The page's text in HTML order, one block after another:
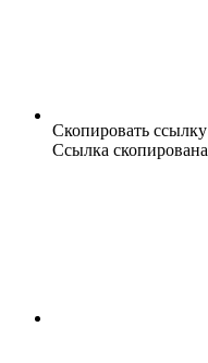
Скопировать ссылку
Ссылка скопирована